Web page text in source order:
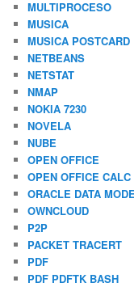
MULTIPROCESO
MUSICA
MUSICA POSTCARD
NETBEANS
NETSTAT
NMAP
NOKIA 7230
NOVELA
NUBE
OPEN OFFICE
OPEN OFFICE CALC
ORACLE DATA
OWNCLOUD
P2P
PACKET TRACERT
PDF
PDF PDFTK BASH